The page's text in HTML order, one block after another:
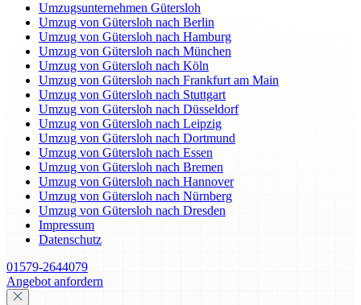
Umzugsunternehmen Gütersloh
Umzug von Gütersloh nach Berlin
Umzug von Gütersloh nach Hamburg
Umzug von Gütersloh nach München
Umzug von Gütersloh nach Köln
Umzug von Gütersloh nach Frankfurt am Main
Umzug von Gütersloh nach Stuttgart
Umzug von Gütersloh nach Düsseldorf
Umzug von Gütersloh nach Leipzig
Umzug von Gütersloh nach Dortmund
Umzug von Gütersloh nach Essen
Umzug von Gütersloh nach Bremen
Umzug von Gütersloh nach Hannover
Umzug von Gütersloh nach Nürnberg
Umzug von Gütersloh nach Dresden
Impressum
Datenschutz
01579-2644079
Angebot anfordern